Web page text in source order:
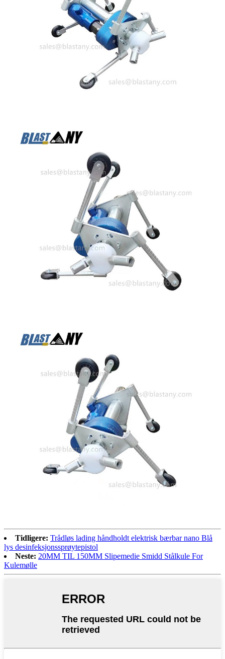
Tidligere: Trådløs lading håndholdt elektrisk bærbar nano Blå
lys desinfeksjonssprøytepistol
Neste: 20MM TIL 150MM Slipemedie Smidd Stålkule For
Kulemølle